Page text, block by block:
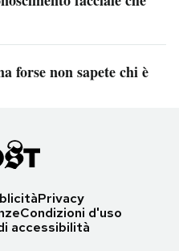
forse non sapete chi è
Privacy
Condizioni d'uso
accessibilità